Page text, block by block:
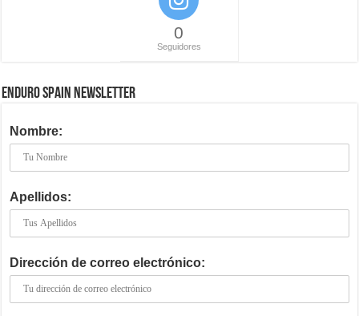
0
Seguidores
ENDURO SPAIN NEWSLETTER
Nombre:
Apellidos:
Dirección de correo electrónico: